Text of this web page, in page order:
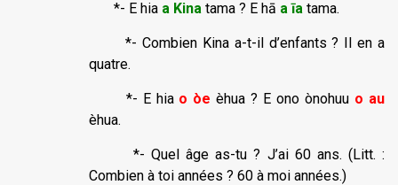
*- E hia a Kina tama ? E hā a īa tama.
*- Combien Kina a-t-il d’enfants ? Il en a
quatre.
*- E hia o òe èhua ? E ono ònohuu o au
èhua.
*- Quel âge as-tu ? J’ai 60 ans. (Litt. :
Combien à toi années ? 60 à moi années.)